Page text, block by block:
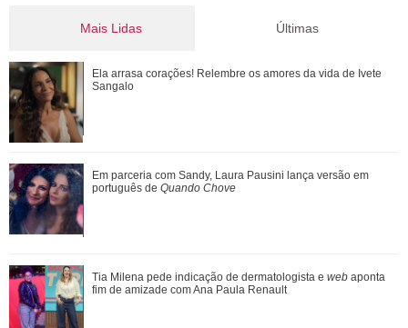
Mais Lidas
Emma Heming revela que estava noiva quando conheceu
Bruce Willis: Adorava estar perto dele
Leonardo compra 60 porcos e brinca ao ter dificuldade com
pagamento: Vou pedir ajuda
Em parceria com Sandy, Laura Pausini lança versão em
português de Quando Chove
Últimas
Ela arrasa corações! Relembre os amores da vida de Ivete
Sangalo
Em parceria com Sandy, Laura Pausini lança versão em
português de Quando Chove
Tia Milena pede indicação de dermatologista e web aponta
fim de amizade com Ana Paula Renault